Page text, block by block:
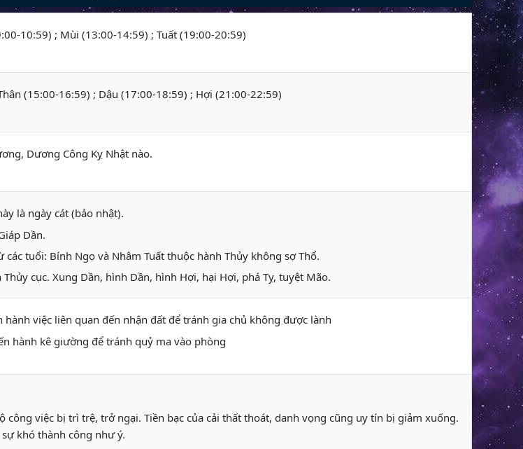
10:59) ; Mùi (13:00-14:59) ; Tuất (19:00-20:59)
(15:00-16:59) ; Dậu (17:00-18:59) ; Hợi (21:00-22:59)
Dương Công Kỵ Nhật nào.
là ngày cát (bảo nhật).
Dần.
tuổi: Bính Ngọ và Nhâm Tuất thuộc hành Thủy không sợ Thổ.
cục. Xung Dần, hình Dần, hình Hợi, hại Hợi, phá Tỵ, tuyệt Mão.
hành việc liên quan đến nhận đất để tránh gia chủ không được lành
hành kê giường để tránh quỷ ma vào phòng
công việc bị trì trệ, trở ngại. Tiền bạc của cải thất thoát, danh vọng cũng uy tín bị giảm xuống.
khó thành công như ý.